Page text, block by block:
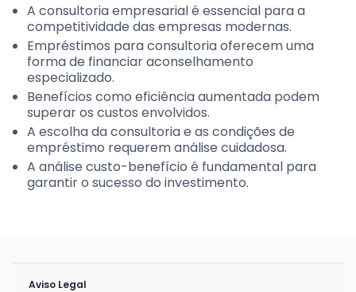
A consultoria empresarial é essencial para a
competitividade das empresas modernas.
Empréstimos para consultoria oferecem uma
forma de financiar aconselhamento
especializado.
Benefícios como eficiência aumentada podem
superar os custos envolvidos.
A escolha da consultoria e as condições de
empréstimo requerem análise cuidadosa.
A análise custo-benefício é fundamental para
garantir o sucesso do investimento.
Aviso Legal